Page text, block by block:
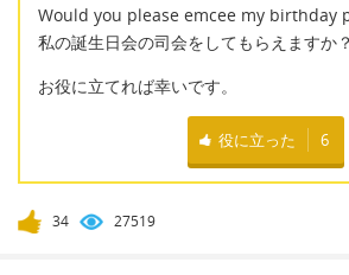
Would you please emcee my birthday
私の誕生日会の司会をしてもらえますか？
お役に立てれば幸いです。
役に立った 6
34 27519